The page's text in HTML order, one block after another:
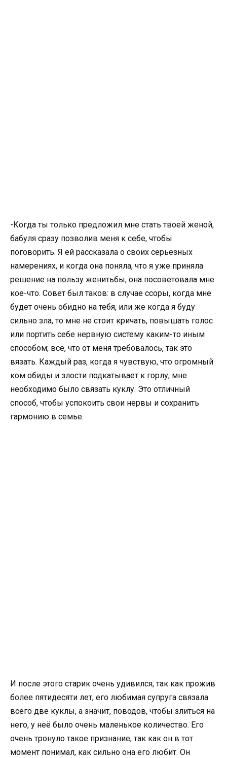
-Когда ты только предложил мне стать твоей женой,
бабуля сразу позволив меня к себе, чтобы
поговорить. Я ей рассказала о своих серьезных
намерениях, и когда она поняла, что я уже приняла
решение на пользу женитьбы, она посоветовала мне
кое-что. Совет был таков: в случае ссоры, когда мне
будет очень обидно на тебя, или же когда я буду
сильно зла, то мне не стоит кричать, повышать голос
или портить себе нервную систему каким-то иным
способом; все, что от меня требовалось, так это
вязать. Каждый раз, когда я чувствую, что огромный
ком обиды и злости подкатывает к горлу, мне
необходимо было связать куклу. Это отличный
способ, чтобы успокоить свои нервы и сохранить
гармонию в семье.
И после этого старик очень удивился, так как прожив
более пятидесяти лет, его любимая супруга связала
всего две куклы, а значит, поводов, чтобы злиться на
него, у неё было очень маленькое количество. Его
очень тронуло такое признание, так как он в тот
момент понимал, как сильно она его любит. Он